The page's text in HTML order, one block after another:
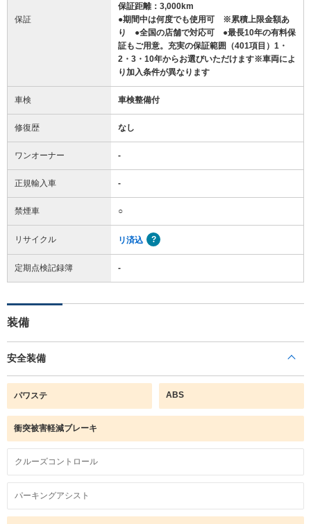
保証
保証距離：3,000km
●期間中は何度でも使用可 ※累積上限金額あ
り ●全国の店舗で対応可 ●最長10年の有料保
証もご用意。充実の保証範囲（401項目）1・
2・3・10年からお選びいただけます※車両によ
り加入条件が異なります
車検 車検整備付
修復歴 なし
ワンオーナー -
正規輸入車 -
禁煙車 ○
リサイクル リ済込
定期点検記録簿 -
装備
安全装備
パワステ ABS
衝突被害軽減ブレーキ
クルーズコントロール
パーキングアシスト